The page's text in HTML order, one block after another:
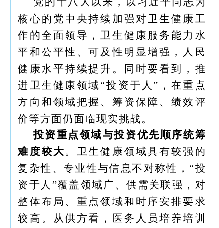
核心的党中央持续加强对卫生健康工
作的全面领导，卫生健康服务能力水
平和公平性、可及性明显增强，人民
健康水平持续提升。同时要看到，推
进卫生健康领域“投资于人”，在重点
方向和领域把握、筹资保障、绩效评
价等方面仍面临现实挑战。
投资重点领域与投资优先顺序统筹
难度较大 。卫生健康领域具有较强的
复杂性、专业性与信息不对称性，“投
资于人”覆盖领域广、供需关联强，对
整体布局、重点领域和时序安排要求
较高。从供方看，医务人员培养培训